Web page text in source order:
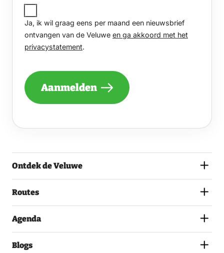
JA,
IK
WIL
GRAAG
EENS
PER
EEN
ONTVANGEN
EN
HET
Ja, ik wil graag eens per maand een nieuwsbrief
ontvangen van de Veluwe en ga akkoord met het
privacystatement.
Aanmelden
Ontdek de Veluwe
Routes
Agenda
Blogs